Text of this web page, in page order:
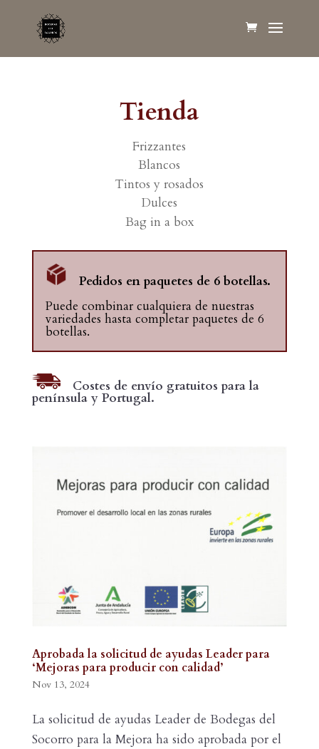
Aprobada la solicitud de ayudas Leader para
‘Mejoras para producir con calidad’
Nov 13, 2024
La solicitud de ayudas Leader de Bodegas del
Socorro para la Mejora ha sido aprobada por el
Tienda
Frizzantes
Blancos
Tintos y rosados
Dulces
Bag in a box
Pedidos en paquetes de 6 botellas.
Puede combinar cualquiera de nuestras
variedades hasta completar paquetes de 6
botellas.
Costes de envío gratuitos para la
península y Portugal.